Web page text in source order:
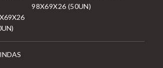
98X69X26 (50UN)